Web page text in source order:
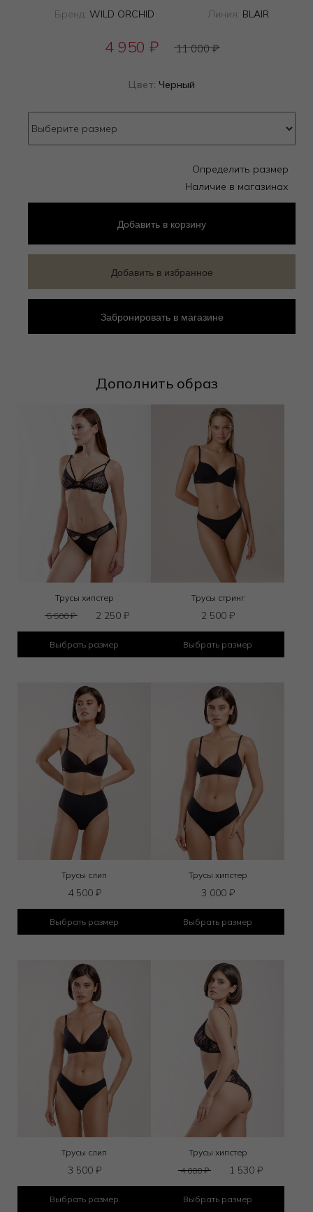
Дополнить образ
Трусы хипстер
5 500₽ 2 250 ₽
Выбрать размер
Трусы стринг
2 500 ₽
Выбрать размер
Трусы слип
4 500 ₽
Выбрать размер
Трусы хипстер
3 000 ₽
Выбрать размер
Трусы слип
3 500 ₽
Выбрать размер
Трусы хипстер
4 000₽ 1 530 ₽
Выбрать размер
Бренд: WILD ORCHID Линия: BLAIR
4 950 ₽ 11 000₽
Цвет: Черный
Определить размер
Наличие в магазинах
Добавить в корзину
Добавить в избранное
Забронировать в магазине